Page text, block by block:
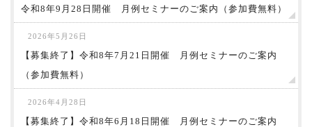
令和8年9月28日開催 月例セミナーのご案内（参加費無料）
2026年5月26日
【募集終了】令和8年7月21日開催 月例セミナーのご案内
（参加費無料）
2026年4月28日
【募集終了】令和8年6月18日開催 月例セミナーのご案内